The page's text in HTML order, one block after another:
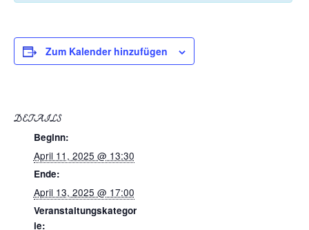
Zum Kalender hinzufügen
DETAILS
Beginn:
April 11, 2025 @ 13:30
Ende:
April 13, 2025 @ 17:00
Veranstaltungskategor
ie: